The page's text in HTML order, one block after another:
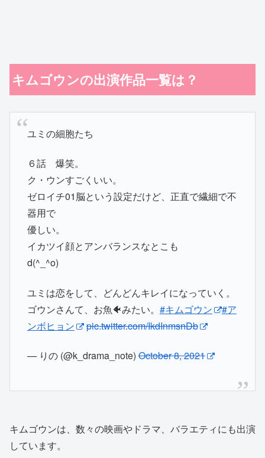
キムゴウンの出演作品一覧は？
ユミの細胞たち
６話 爆笑。
ク・ウンすごくいい。
ゼロイチ01脳という設定だけど、正直で繊細で不
器用で
優しい。
イカツイ顔とアンバランスなとこも
d(^_^o)
ユミは恋をして、どんどんキレイになっていく。
ゴウンさんて、お魚🐠みたい。 #キムゴウン
#ア
ンボヒョン
pic.twitter.com/IkdInmsnDb
— りの (@k_drama_note)October 8, 2021
キムゴウンは、数々の映画やドラマ、バラエティにも出演
しています。